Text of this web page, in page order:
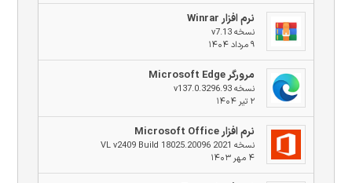
نرم افزار Winrar
نسخه v7.13
۹ مرداد ۱۴۰۴
مرورگر Microsoft Edge
نسخه v137.0.3296.93
۲ تیر ۱۴۰۴
نرم افزار Microsoft Office
نسخه 2021 VL v2409 Build 18025.20096
۴ مهر ۱۴۰۳